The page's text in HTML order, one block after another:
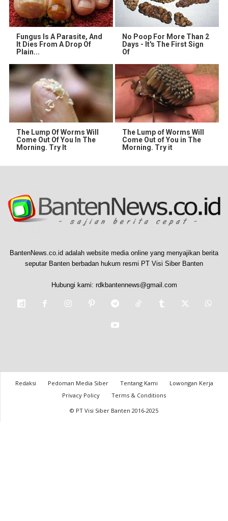
Fungus Is A Parasite, And
It Dies From A Drop Of
Plain...
No Poop For More Than 2
Days - It's The First Sign
Of
The Lump Of Worms Will
Come Out Of You In The
Morning. Try It
The Lump of Worms Will
Come Out of You in The
Morning. Try it
BantenNews.co.id adalah website media online yang menyajikan berita
seputar Banten berbadan hukum resmi PT Visi Siber Banten
Hubungi kami: rdkbantennews@gmail.com
Redaksi Pedoman Media Siber Tentang Kami
Lowongan Kerja
Privacy Policy
Terms & Conditions
© PT Visi Siber Banten 2016-2025